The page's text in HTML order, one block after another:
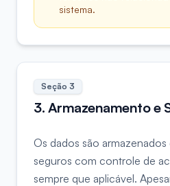
sistema.
Seção 3
3. Armazenamento e
Os dados são
seguros com controle de
sempre que aplicável.